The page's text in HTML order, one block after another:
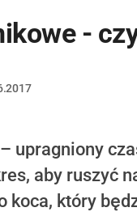
-
upragniony
aby ruszyć
koca, który